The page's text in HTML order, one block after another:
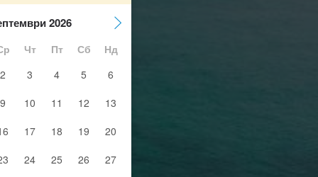
2026
Чт Пт Сб
Нд
2
3 4 5
6
9
10 11 12
13
17 18 19
20
24 25 26 27